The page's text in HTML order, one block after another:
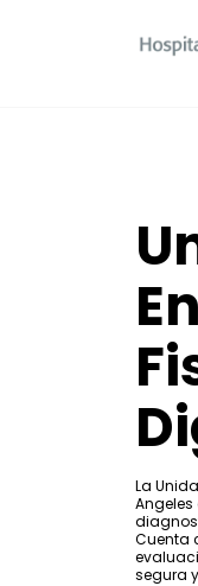
La
Cuenta
segura